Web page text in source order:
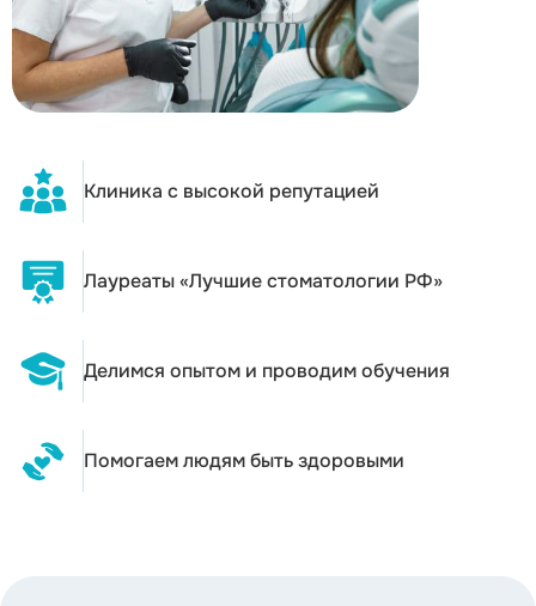
Клиника с высокой репутацией
Лауреаты «Лучшие стоматологии РФ»
Делимся опытом и проводим обучения
Помогаем людям быть здоровыми